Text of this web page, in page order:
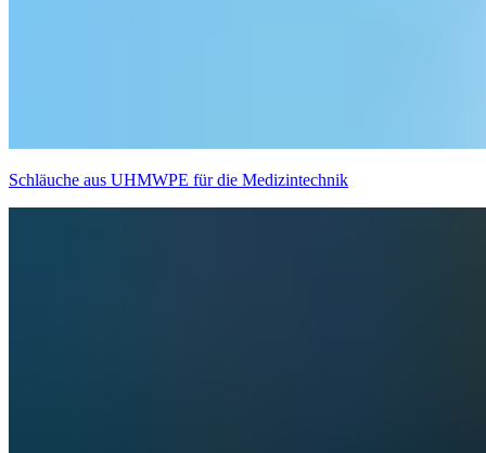
Schläuche aus UHMWPE für die Medizintechnik